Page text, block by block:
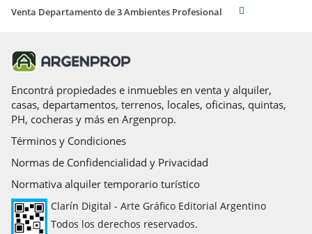
Venta Departamento de 3 Ambientes Profesional
Encontrá propiedades e inmuebles en venta y alquiler,
casas, departamentos, terrenos, locales, oficinas, quintas,
PH, cocheras y más en Argenprop.
Términos y Condiciones
Normas de Confidencialidad y Privacidad
Normativa alquiler temporario turístico
Clarín Digital - Arte Gráfico Editorial Argentino
Todos los derechos reservados.